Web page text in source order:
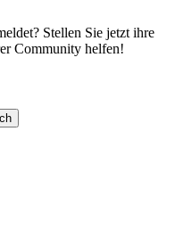
Stellen Sie jetzt ihre
Community helfen!